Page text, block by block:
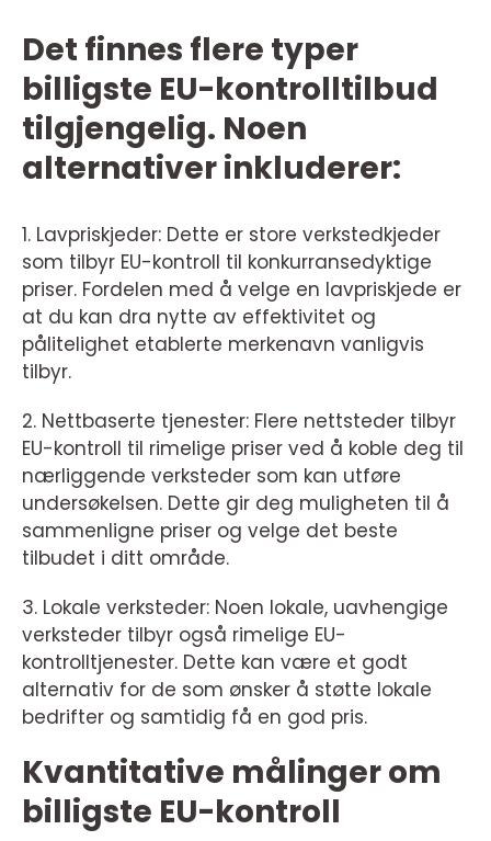
Det finnes flere typer
billigste EU-kontrolltilbud
tilgjengelig. Noen
alternativer inkluderer:
1. Lavpriskjeder: Dette er store verkstedkjeder
som tilbyr EU-kontroll til konkurransedyktige
priser. Fordelen med å velge en lavpriskjede er
at du kan dra nytte av effektivitet og
pålitelighet etablerte merkenavn vanligvis
tilbyr.
2. Nettbaserte tjenester: Flere nettsteder tilbyr
EU-kontroll til rimelige priser ved å koble deg til
nærliggende verksteder som kan utføre
undersøkelsen. Dette gir deg muligheten til å
sammenligne priser og velge det beste
tilbudet i ditt område.
3. Lokale verksteder: Noen lokale, uavhengige
verksteder tilbyr også rimelige EU-
kontrolltjenester. Dette kan være et godt
alternativ for de som ønsker å støtte lokale
bedrifter og samtidig få en god pris.
Kvantitative målinger om
billigste EU-kontroll